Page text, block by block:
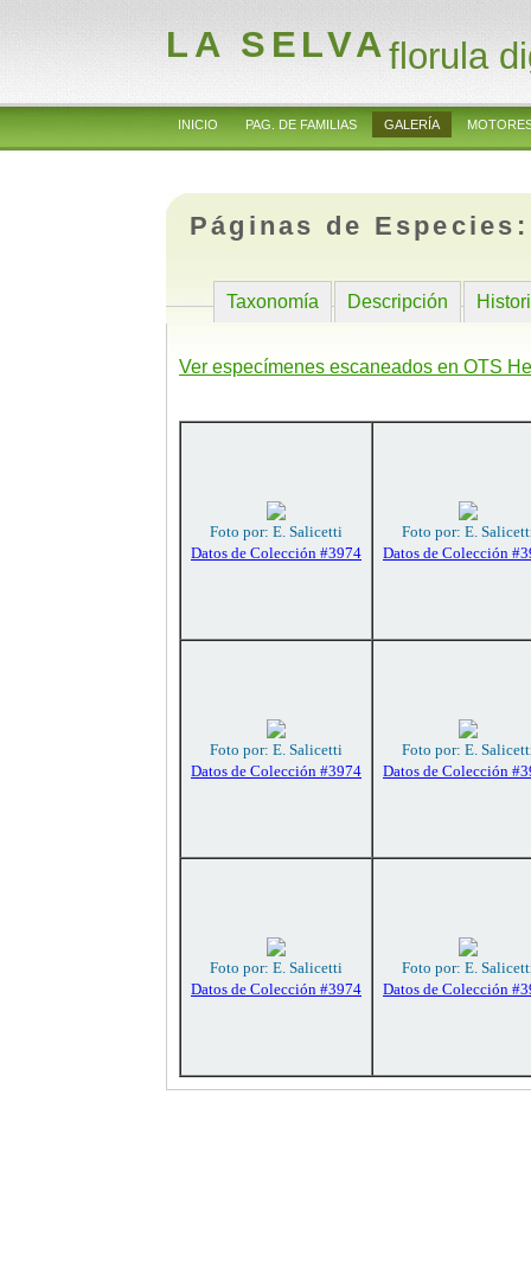
LA SELVAflorula
INICIO PAG. DE FAMILIAS GALERÍA
Páginas de
Taxonomía Descripción
Ver especímenes escaneados en OTS
Foto por: E. Salicetti
Datos de Colección #3974
Foto por: E.
Datos de Colección
Foto por: E. Salicetti
Datos de Colección #3974
Foto por: E.
Datos de Colección
Foto por: E. Salicetti
Datos de Colección #3974
Foto por: E.
Datos de Colección